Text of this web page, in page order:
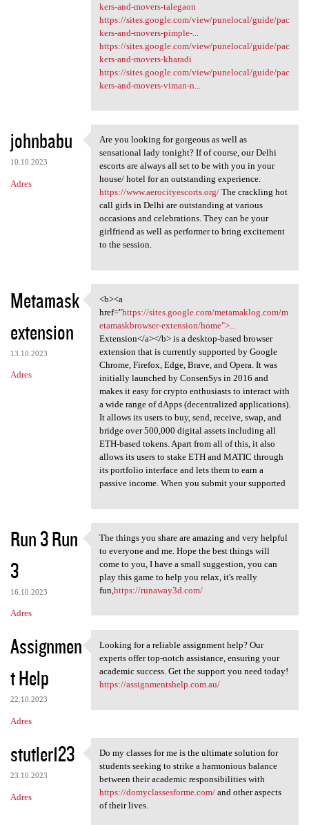
kers-and-movers-talegaon
https://sites.google.com/view/punelocal/guide/pac
kers-and-movers-pimple-...
https://sites.google.com/view/punelocal/guide/pac
kers-and-movers-kharadi
https://sites.google.com/view/punelocal/guide/pac
kers-and-movers-viman-n...
johnbabu
10.10.2023
Adres
Are you looking for gorgeous
Are you looking for gorgeous as well as
sensational lady tonight? If of course, our Delhi
escorts are always all set to be with you in your
house/ hotel for an outstanding experience.
https://www.aerocityescorts.org/The crackling hot
call girls in Delhi are outstanding at various
occasions and celebrations. They can be your
girlfriend as well as performer to bring excitement
to the session.
Metamask
extension
13.10.2023
Adres
<b><a href="https://sites
<b><a
href="https://sites.google.com/metamaklog.com/m
etamaskbrowser-extension/home">...
Extension</a></b> is a desktop-based browser
extension that is currently supported by Google
Chrome, Firefox, Edge, Brave, and Opera. It was
initially launched by ConsenSys in 2016 and
makes it easy for crypto enthusiasts to interact with
a wide range of dApps (decentralized applications).
It allows its users to buy, send, receive, swap, and
bridge over 500,000 digital assets including all
ETH-based tokens. Apart from all of this, it also
allows its users to stake ETH and MATIC through
its portfolio interface and lets them to earn a
passive income. When you submit your supported
Run 3 Run
3
16.10.2023
Adres
The things you share are
The things you share are amazing and very helpful
to everyone and me. Hope the best things will
come to you, I have a small suggestion, you can
play this game to help you relax, it's really
fun, https://runaway3d.com/
Assignmen
t Help
22.10.2023
Adres
Looking for a reliable
Looking for a reliable assignment help? Our
experts offer top-notch assistance, ensuring your
academic success. Get the support you need today!
https://assignmentshelp.com.au/
stutler123
23.10.2023
Adres
Do my classes for me is the
Do my classes for me is the ultimate solution for
students seeking to strike a harmonious balance
between their academic responsibilities with
https://domyclassesforme.com/and other aspects
of their lives.